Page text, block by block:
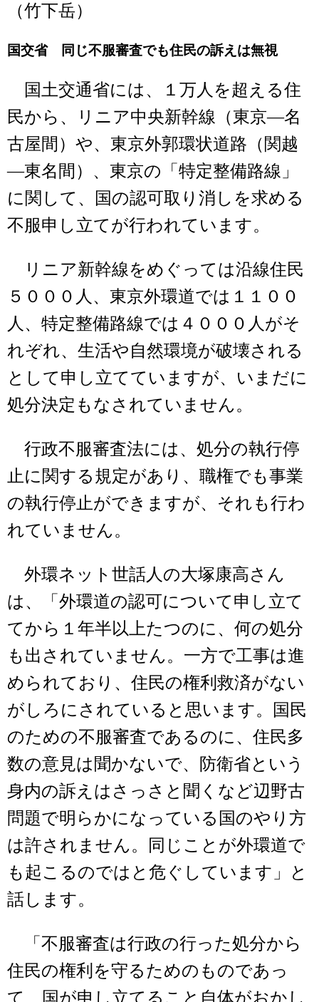
（竹下岳）
国交省 同じ不服審査でも住民の訴えは無視
国土交通省には、１万人を超える住
民から、リニア中央新幹線（東京―名
古屋間）や、東京外郭環状道路（関越
―東名間）、東京の「特定整備路線」
に関して、国の認可取り消しを求める
不服申し立てが行われています。
リニア新幹線をめぐっては沿線住民
５０００人、東京外環道では１１００
人、特定整備路線では４０００人がそ
れぞれ、生活や自然環境が破壊される
として申し立てていますが、いまだに
処分決定もなされていません。
行政不服審査法には、処分の執行停
止に関する規定があり、職権でも事業
の執行停止ができますが、それも行わ
れていません。
外環ネット世話人の大塚康高さん
は、「外環道の認可について申し立て
てから１年半以上たつのに、何の処分
も出されていません。一方で工事は進
められており、住民の権利救済がない
がしろにされていると思います。国民
のための不服審査であるのに、住民多
数の意見は聞かないで、防衛省という
身内の訴えはさっさと聞くなど辺野古
問題で明らかになっている国のやり方
は許されません。同じことが外環道で
も起こるのではと危ぐしています」と
話します。
「不服審査は行政の行った処分から
住民の権利を守るためのものであっ
て、国が申し立てること自体がおかし